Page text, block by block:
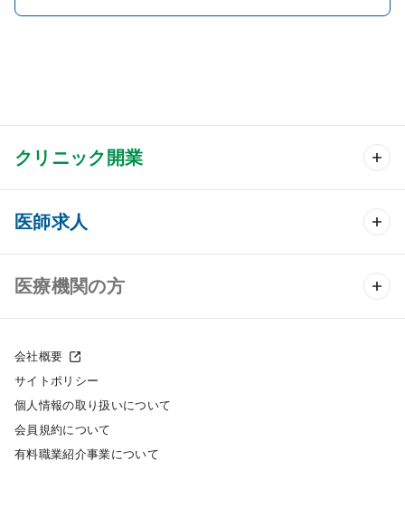
クリニック開業
クリニック開業 TOP
クリニック物件検索
クリニックの開業スタイル
クリニック開業までの流れ
開業支援事例
医師求人
医師求人 TOP
常勤求人検索
非常勤求人検索
スポット求人検索
医療機関の方
採用をお考えの医療機関の方
会社概要
サイトポリシー
個人情報の取り扱いについて
会員規約について
有料職業紹介事業について